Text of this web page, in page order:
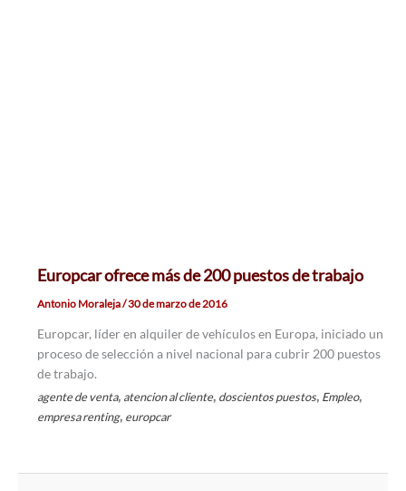
Europcar ofrece más de 200 puestos de trabajo
Antonio Moraleja/30 de marzo de 2016
Europcar, líder en alquiler de vehículos en Europa, iniciado un
proceso de selección a nivel nacional para cubrir 200 puestos
de trabajo.
agente de venta, atencion al cliente, doscientos puestos, Empleo,
empresa renting, europcar